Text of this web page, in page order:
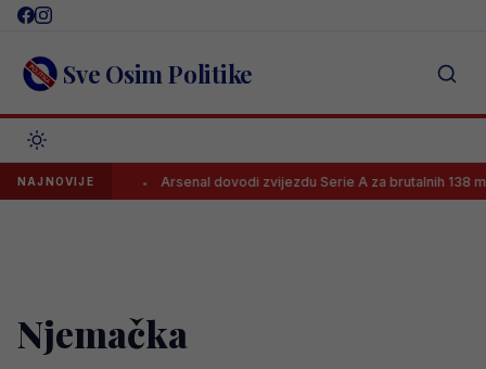
Skip
content Sve Osim Politike
NAJNOVIJE
u Barcelonu Arsenal dovodi zvijezdu Serie A za brutalnih 138 mil.
Njemačka